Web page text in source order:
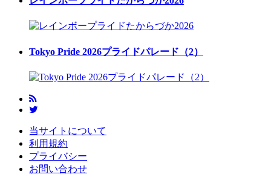
Tokyo Pride 2026プライドパレード（2）
当サイトについて
利用規約
プライバシー
お問い合わせ